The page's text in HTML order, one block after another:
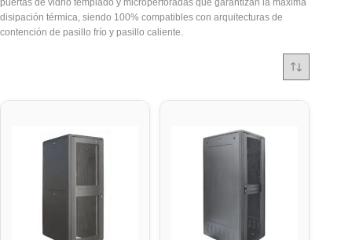
puertas de vidrio templado y microperforadas que garantizan la máxima
disipación térmica, siendo 100% compatibles con arquitecturas de
contención de pasillo frío y pasillo caliente.